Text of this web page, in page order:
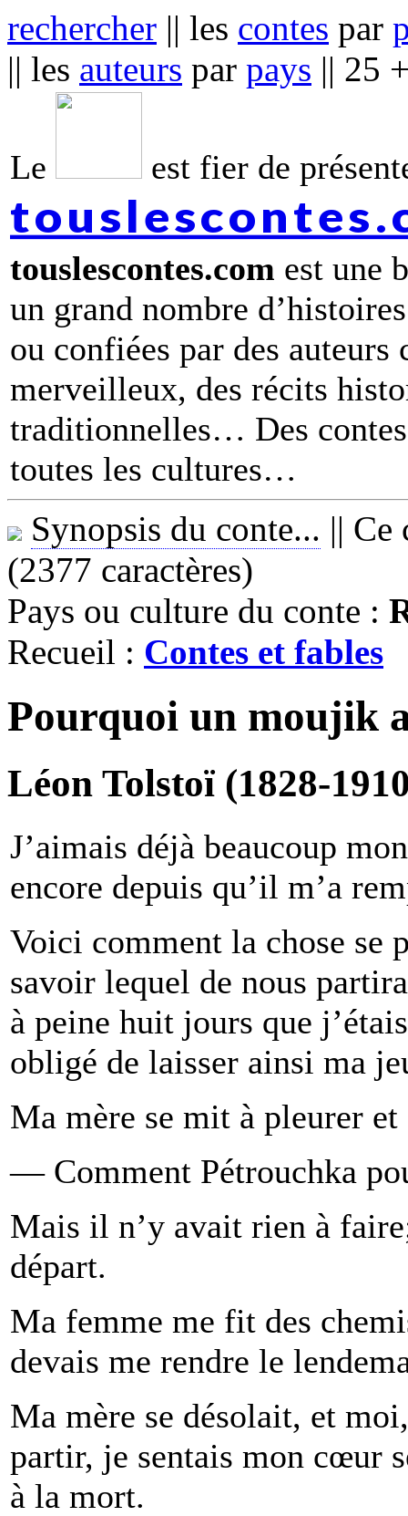
rechercher || les contes par
|| les auteurs par pays || 25
Le est fier de
touslescontes.com est une
un grand nombre
ou confiées par des
merveilleux, des récits
traditionnelles… Des
toutes les cultures
Synopsis du conte... || Ce
(2377 caractères)
Pays ou culture du conte :
Recueil : Contes et fables
Pourquoi un moujik
Léon Tolstoï (1828-
J’aimais déjà beaucoup
encore depuis qu’il m’a
Voici comment la chose se
savoir lequel de nous
à peine huit jours que
obligé de laisser ainsi ma
Ma mère se mit à pleurer
— Comment Pétrouchka
Mais il n’y avait rien à
départ.
Ma femme me fit des
devais me rendre le
Ma mère se désolait, et
partir, je sentais mon cœur
à la mort.